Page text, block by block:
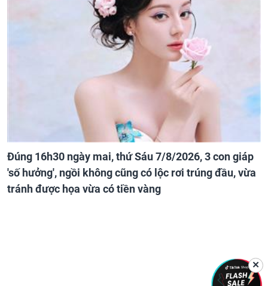
Đúng 16h30 ngày mai, thứ Sáu 7/8/2026, 3 con giáp
'số hưởng', ngồi không cũng có lộc rơi trúng đầu, vừa
tránh được họa vừa có tiền vàng
✕